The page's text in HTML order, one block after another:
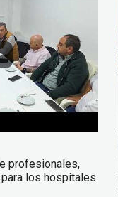
profesionales,
los hospitales